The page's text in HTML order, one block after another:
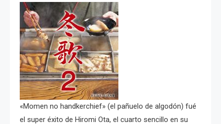
«Momen no handkerchief» (el pañuelo de algodón) fué
el super éxito de Hiromi Ota, el cuarto sencillo en su